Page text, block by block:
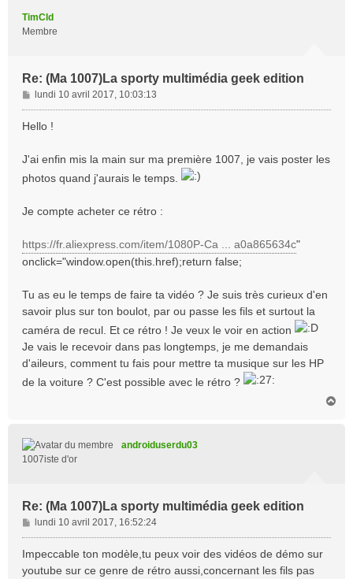
TimCld
Membre
Re: (Ma 1007)La sporty multimédia geek edition
M
e
s
g
e
lundi 10 avril 2017, 10:03:13
Hello !
J'ai enfin mis la main sur ma première 1007, je vais poster les
photos quand j'aurais le temps.
Je compte acheter ce rétro :
https://fr.aliexpress.com/item/1080P-Ca ... a0a865634c"
onclick="window.open(this.href);return false;
Tu as eu le temps de faire ta vidéo ? Je suis très curieux d'en
savoir plus sur ton boulot, par ou passe les fils et surtout la
caméra de recul. Et ce rétro ! Je veux le voir en action
Je vais le recevoir dans pas longtemps, je me demandais
d'aileurs, comment tu fais pour mettre ta musique sur les HP
de la voiture ? C'est possible avec le rétro ?
androiduserdu03
1007iste d'or
Re: (Ma 1007)La sporty multimédia geek edition
M
e
s
lundi 10 avril 2017, 16:52:24
Impeccable ton modèle,tu peux voir des vidéos de démo sur
youtube sur ce genre de rétro aussi,concernant les fils pas